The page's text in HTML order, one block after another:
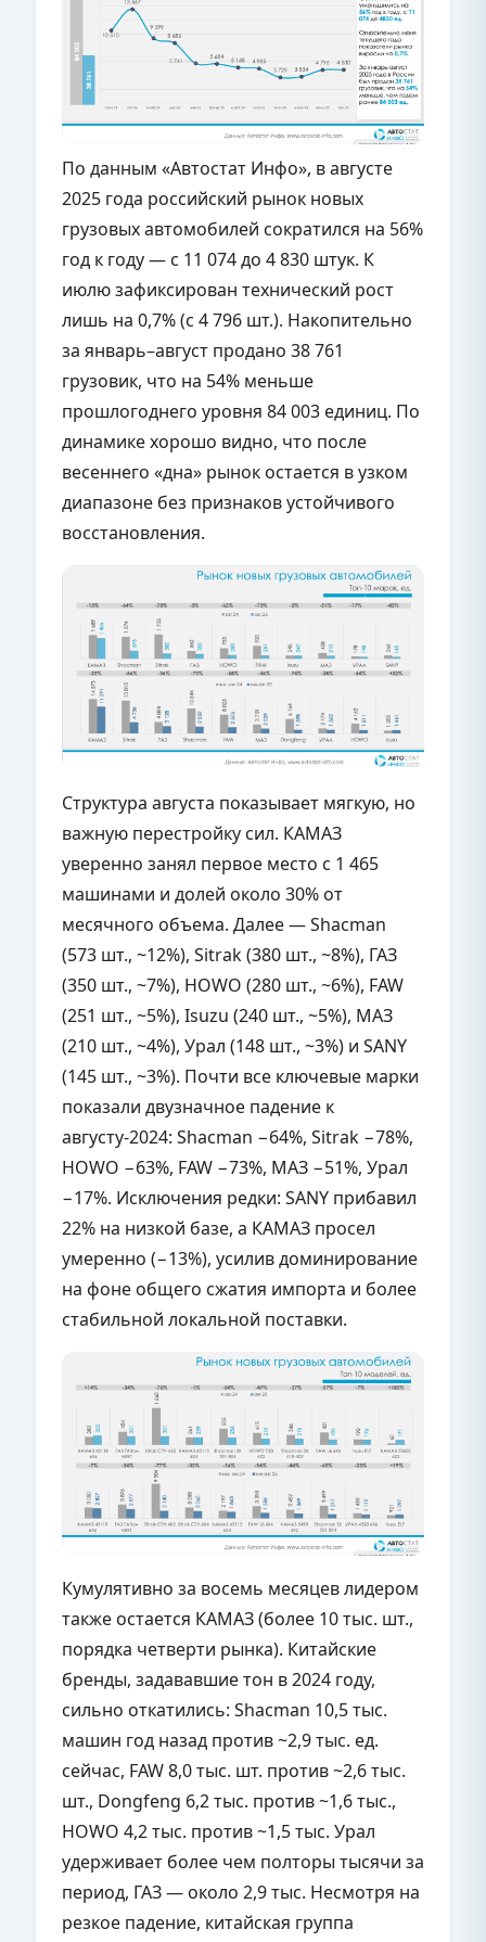
По данным «Автостат Инфо», в августе
2025 года российский рынок новых
грузовых автомобилей сократился на 56%
год к году — с 11 074 до 4 830 штук. К
июлю зафиксирован технический рост
лишь на 0,7% (с 4 796 шт.). Накопительно
за январь–август продано 38 761
грузовик, что на 54% меньше
прошлогоднего уровня 84 003 единиц. По
динамике хорошо видно, что после
весеннего «дна» рынок остается в узком
диапазоне без признаков устойчивого
восстановления.
Структура августа показывает мягкую, но
важную перестройку сил. КАМАЗ
уверенно занял первое место с 1 465
машинами и долей около 30% от
месячного объема. Далее — Shacman
(573 шт., ~12%), Sitrak (380 шт., ~8%), ГАЗ
(350 шт., ~7%), HOWO (280 шт., ~6%), FAW
(251 шт., ~5%), Isuzu (240 шт., ~5%), МАЗ
(210 шт., ~4%), Урал (148 шт., ~3%) и SANY
(145 шт., ~3%). Почти все ключевые марки
показали двузначное падение к
августу-2024: Shacman −64%, Sitrak −78%,
HOWO −63%, FAW −73%, МАЗ −51%, Урал
−17%. Исключения редки: SANY прибавил
22% на низкой базе, а КАМАЗ просел
умеренно (−13%), усилив доминирование
на фоне общего сжатия импорта и более
стабильной локальной поставки.
Кумулятивно за восемь месяцев лидером
также остается КАМАЗ (более 10 тыс. шт.,
порядка четверти рынка). Китайские
бренды, задававшие тон в 2024 году,
сильно откатились: Shacman 10,5 тыс.
машин год назад против ~2,9 тыс. ед.
сейчас, FAW 8,0 тыс. шт. против ~2,6 тыс.
шт., Dongfeng 6,2 тыс. против ~1,6 тыс.,
HOWO 4,2 тыс. против ~1,5 тыс. Урал
удерживает более чем полторы тысячи за
период, ГАЗ — около 2,9 тыс. Несмотря на
резкое падение, китайская группа